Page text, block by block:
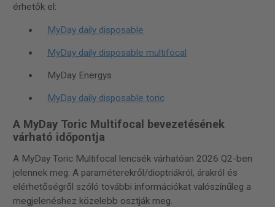
érhetők el:
MyDay daily disposable
MyDay daily disposable multifocal
MyDay Energys
MyDay daily disposable toric
A MyDay Toric Multifocal bevezetésének
várható időpontja
A MyDay Toric Multifocal lencsék várhatóan 2026 Q2-ben
jelennek meg. A paraméterekről/dioptriákról, árakról és
elérhetőségről szóló további információkat valószínűleg a
megjelenéshez közelebb osztják meg.